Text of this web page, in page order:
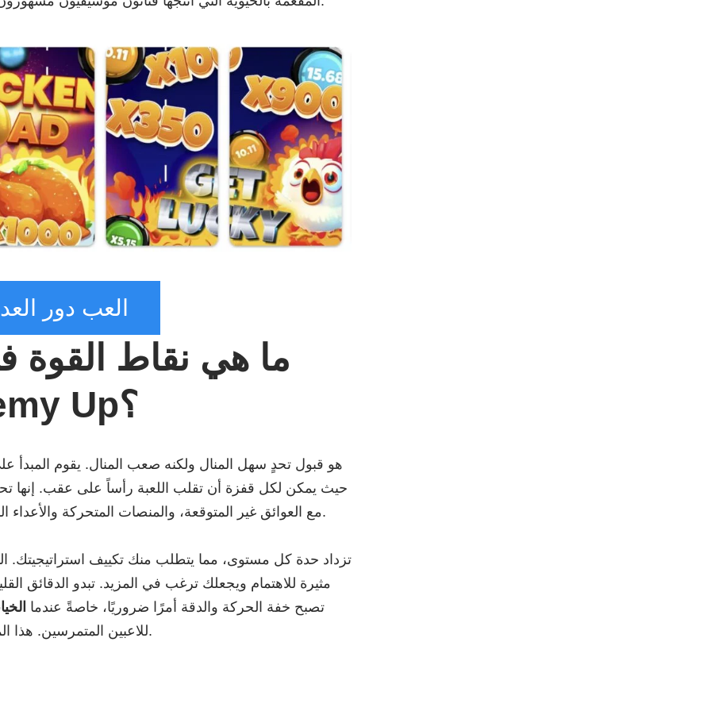
العب دور
ما هي نقاط
Enemy Up؟
هو قبول تحدٍ سهل المنال ولكنه صعب المنال. يقوم المبدأ
حيث يمكن لكل قفزة أن تقلب اللعبة رأساً على عقب. إنها
مع العوائق غير المتوقعة، والمنصات المتحركة والأعداء الموضوعين بشكل استراتيجي لاختبار ردود أفعالك.
تزداد حدة كل مستوى، مما يتطلب منك تكييف استراتيجيتك.
مثيرة للاهتمام ويجعلك ترغب في المزيد. تبدو الدقائق
تصبح خفة الحركة والدقة أمرًا ضروريًا، خاصةً عندما
للاعبين المتمرسين. هذا المزيج من التحدي والتقدم يجعل كل انتصار مجزيًا.